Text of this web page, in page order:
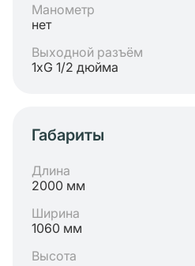
Манометр
нет
Выходной разъём
1хG 1/2 дюйма
Габариты
Длина
2000 мм
Ширина
1060 мм
Высота